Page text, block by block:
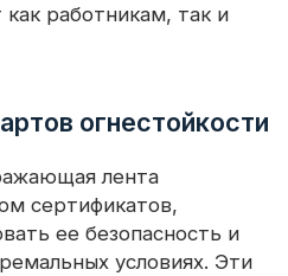
работникам, так и
огнестойкости
лента
сертификатов,
ее безопасность и
условиях. Эти